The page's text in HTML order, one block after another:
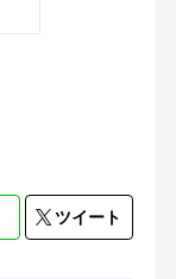
ツイート